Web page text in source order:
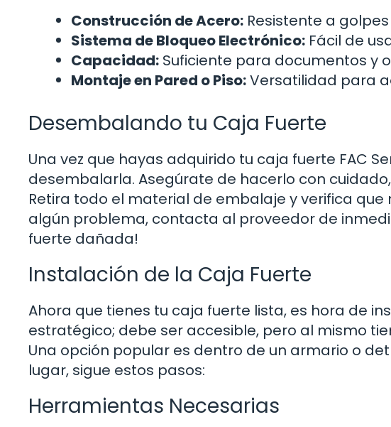
Construcción de Acero: Resistente a
Sistema de Bloqueo Electrónico: Fácil de
Capacidad: Suficiente para documentos y
Montaje en Pared o Piso:Versatilidad para
Desembalando tu Caja Fuerte
Una vez que hayas adquirido tu caja fuerte FAC
desembalarla. Asegúrate de hacerlo con
Retira todo el material de embalaje y verifica que
algún problema, contacta al proveedor de
fuerte dañada!
Instalación de la Caja Fuerte
Ahora que tienes tu caja fuerte lista, es hora de
estratégico; debe ser accesible, pero al mismo
Una opción popular es dentro de un armario o
lugar, sigue estos pasos:
Herramientas Necesarias